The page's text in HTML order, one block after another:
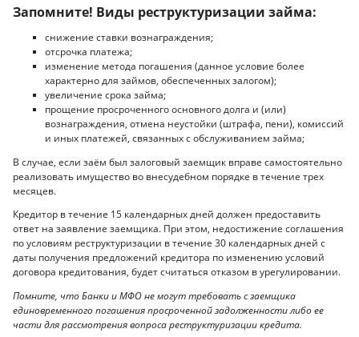
Запомните! Виды реструктуризации займа:
снижение ставки вознаграждения;
отсрочка платежа;
изменение метода погашения (данное условие более
характерно для займов, обеспеченных залогом);
увеличение срока займа;
прощение просроченного основного долга и (или)
вознаграждения, отмена неустойки (штрафа, пени), комиссий
и иных платежей, связанных с обслуживанием займа;
В случае, если заём был залоговый заемщик вправе самостоятельно
реализовать имущество во внесудебном порядке в течение трех
месяцев.
Кредитор в течение 15 календарных дней должен предоставить
ответ на заявление заемщика. При этом, недостижение соглашения
по условиям реструктуризации в течение 30 календарных дней с
даты получения предложений кредитора по изменению условий
договора кредитования, будет считаться отказом в урегулировании.
Помните, что Банки и МФО не могут требовать с заемщика
единовременного погашения просроченной задолженности либо ее
части для рассмотрения вопроса реструктуризации кредита.